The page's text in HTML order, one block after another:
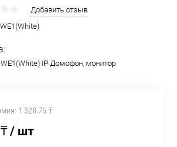
Добавить отзыв
IP Домофон, монитор
1 328.75 ₸
/ шт